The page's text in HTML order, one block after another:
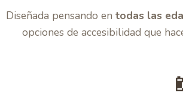
Diseñada pensando en todas las
opciones de accesibilidad que